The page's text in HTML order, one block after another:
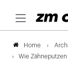
Home
Wie